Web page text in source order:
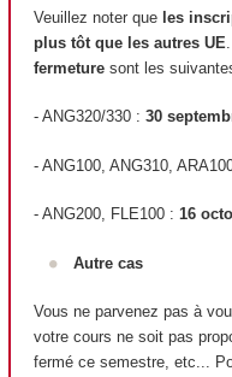
Veuillez noter que les
plus tôt que les autres UE
fermeture sont les
- ANG320/330 : 30
- ANG100, ANG310,
- ANG200, FLE100 : 16
Autre cas
Vous ne parvenez pas à
votre cours ne soit pas
fermé ce semestre, etc...